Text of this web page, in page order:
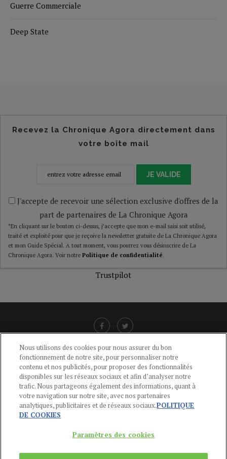
Guerre Commerciale
Deep State
Recevez la Chronique Agora directement dans
votre boîte mail
JE VALIDE
J'accepte de recevoir une sélection exclusive d'offres de la
part de partenaires de La Chronique Agora
*En cliquant sur le bouton ci-dessus, j’accepte que mon e-mail saisi soit utilisé,
traité et exploité pour que je reçoive la newsletter gratuite de La Chronique Agora
et mon Guide Spécial. A tout moment, vous pourrez vous désinscrire de La
Chronique Agora. Voir notre Politique de confidentialité.
Trustpilot
CGU-POLITIQUE DE CONFIDENTIALITÉ -POLITIQUE DES COOKIES
MENTIONS LÉGALES -AIDE
CONTACT
01 44 59 91 11
Du Lundi au Vendredi, 9h-13h et 14h-17h
Nous utilisons des cookies pour nous assurer du bon
fonctionnement de notre site, pour personnaliser notre
contenu et nos publicités, pour proposer des fonctionnalités
disponibles sur les réseaux sociaux et afin d’analyser notre
trafic. Nous partageons également des informations, quant à
votre navigation sur notre site, avec nos partenaires
analytiques, publicitaires et de réseaux sociaux.POLITIQUE
DE COOKIES
Paramètres des cookies